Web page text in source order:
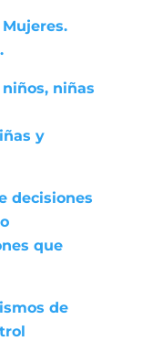
niñas
y
decisiones
que
de